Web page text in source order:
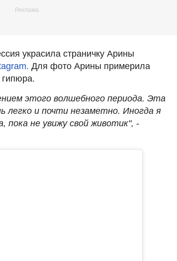
украсила страничку Арины
Для фото Арины примерила
гипюра.
этого волшебного периода. Эта
легко и почти незаметно. Иногда я
пока не увижу свой животик", -